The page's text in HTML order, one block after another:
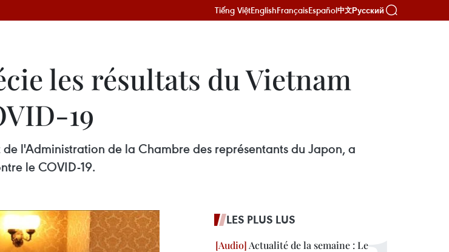
Tiếng ViệtEnglishFrançaisEspañol中文Русский
les résultats du Vietnam
19
l'Administration de la Chambre des représentants du Japon, a
le COVID-19.
LES PLUS LUS
Actualité de la semaine : Le